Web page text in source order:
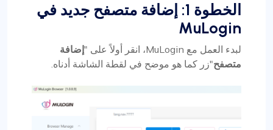
الخطوة 1: إضافة متصفح جديد في
MuLogin
لبدء العمل مع MuLogin، انقر أولاً على "
إضافة
متصفح"زر كما هو موضح في لقطة الشاشة أدناه.